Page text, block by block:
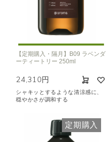
【定期購入・隔月】B09 ラベンダ
ーティートリー 250ml
24,310円
シャキッとするような清涼感に、
穏やかさが調和する
定期購入